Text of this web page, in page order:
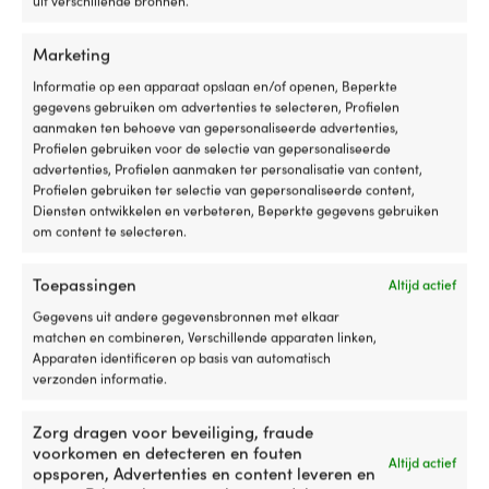
Marketing
Informatie op een apparaat opslaan en/of openen, Beperkte
gegevens gebruiken om advertenties te selecteren, Profielen
aanmaken ten behoeve van gepersonaliseerde advertenties,
Profielen gebruiken voor de selectie van gepersonaliseerde
advertenties, Profielen aanmaken ter personalisatie van content,
Profielen gebruiken ter selectie van gepersonaliseerde content,
Diensten ontwikkelen en verbeteren, Beperkte gegevens gebruiken
om content te selecteren.
Toepassingen
Altijd actief
Gegevens uit andere gegevensbronnen met elkaar
matchen en combineren, Verschillende apparaten linken,
Apparaten identificeren op basis van automatisch
verzonden informatie.
Zorg dragen voor beveiliging, fraude
voorkomen en detecteren en fouten
opsporen, Advertenties en content leveren en
Altijd actief
heeft
meerdere
variaties.
Deze
optie
gekozen
worden
Ropes Atlanta, Dyneema SK78-
kern, 32-gevlochten polyester-
mantel, marineblauw/rood
4,41€ -10,57€Prijsklasse:
4,41 €
tot
10,57 €
Btw incl.
meerdere
variaties.
Deze
optie
kan
gekozen
worden
mantel, wit/groen
1,19€- 4,41€Prijsklasse:
1,19 €
tot
4,41 €
Btw incl.
product
heeft
Touwen per meter NOCK
Unlimited Pro, UHMWPE 78-
kern, 32-gevlochten polyester-
Dit
product
heeft
Touwen per meter NOCK Möja,
polyester-kern, 24-gevlochten
polyester-mantel, wit/grijs